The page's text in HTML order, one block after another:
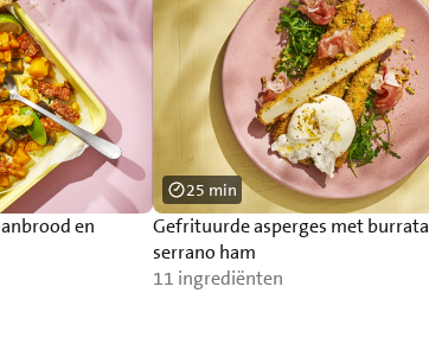
en
Gefrituurde asperges met
serrano ham
11 ingrediënten
25 min